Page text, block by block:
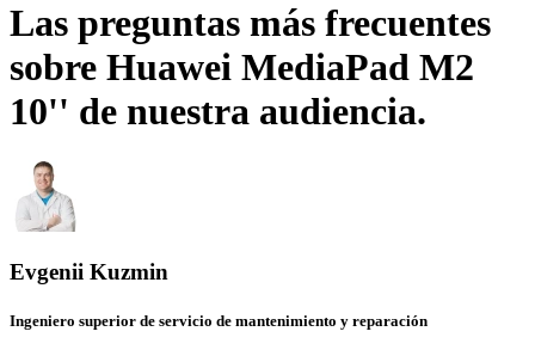
Las preguntas más frecuentes
sobre Huawei MediaPad M2
10'' de nuestra audiencia.
Evgenii Kuzmin
Ingeniero superior de servicio de mantenimiento y reparación